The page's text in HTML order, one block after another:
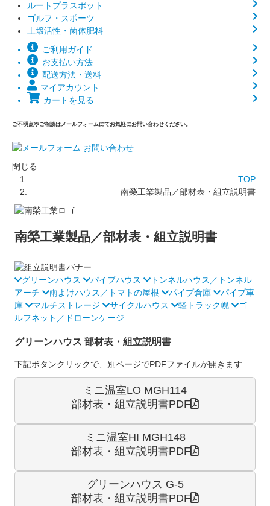
ルートプラスポット
ゴルフ・スポーツ
土壌活性・菌体肥料
ご利用ガイド
お支払い方法
配送方法・送料
マイアカウント
カートを見る
ご不明点やご相談はメールフォームにてお気軽にお問い合わせください。
閉じる
TOP
南榮工業製品／部材表・組立説明書
南榮工業製品／部材表・組立説明書
グリーンハウス パイプハウス
トンネルハウス／トンネル
アーチ
雨よけハウス／トマトの屋根 パイプ倉庫
パイプ車
庫
マルチストレージ サイクルハウス 軽トラック幌
ゴ
ルフネット／ドローンケージ
グリーンハウス 部材表・組立説明書
下記ボタンクリックで、別ページでPDFファイルが開きます
ミニ温室LO MGH114
部材表・組立説明書PDF
ミニ温室HI MGH148
部材表・組立説明書PDF
グリーンハウス G-5
部材表・組立説明書PDF